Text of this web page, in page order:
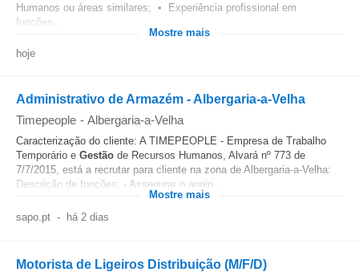
Humanos ou áreas similares; • Experiência profissional em
funções...
Mostre mais
hoje
Administrativo de Armazém - Albergaria-a-Velha
Timepeople - Albergaria-a-Velha
Caracterização do cliente: A TIMEPEOPLE - Empresa de Trabalho
Temporário e Gestão de Recursos Humanos, Alvará nº 773 de
7/7/2015, está a recrutar para cliente na zona de Albergaria-a-Velha:
Descrição de funções: - Assegurar o apoio...
Mostre mais
sapo.pt - há 2 dias
Motorista de Ligeiros Distribuição (M/F/D)